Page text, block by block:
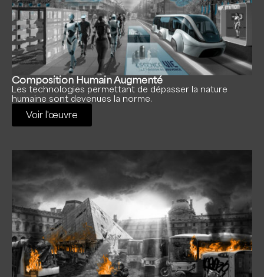
Composition Humain Augmenté
Les technologies permettant de dépasser la nature
humaine sont devenues la norme.
Voir l'œuvre